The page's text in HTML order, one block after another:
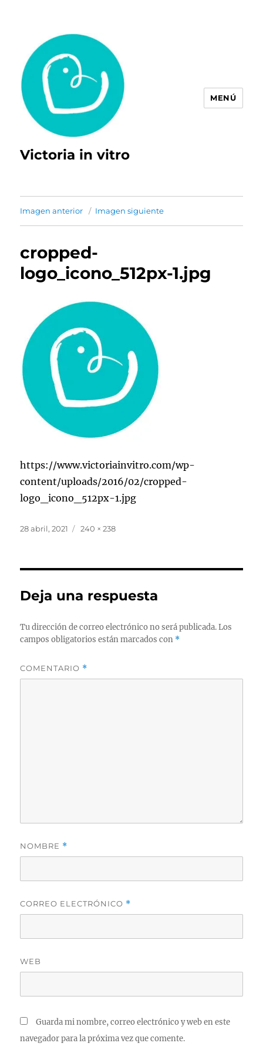
Victoria in vitro
MENÚ
Imagen anterior Imagen siguiente
cropped-
logo_icono_512px-1.jpg
https://www.victoriainvitro.com/wp-
content/uploads/2016/02/cropped-
logo_icono_512px-1.jpg
Publicado
28 abril, 2021
Tamaño
240 × 238
Deja una respuesta
Tu dirección de correo electrónico no será publicada. Los
campos obligatorios están marcados con *
COMENTARIO *
NOMBRE *
CORREO ELECTRÓNICO *
WEB
Guarda mi nombre, correo electrónico y web en este
navegador para la próxima vez que comente.